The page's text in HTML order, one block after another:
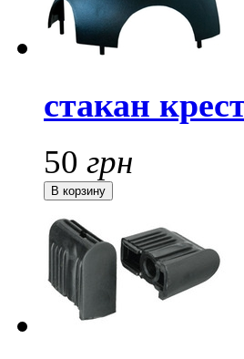
стакан
50 грн